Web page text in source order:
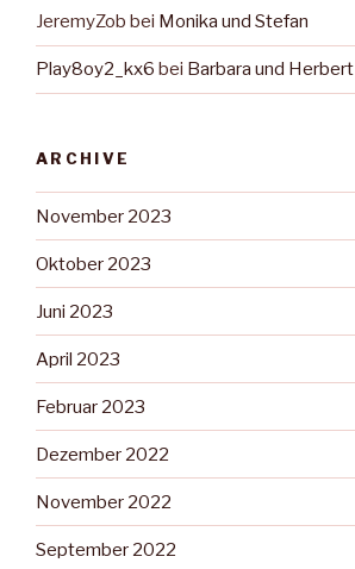
JeremyZob bei Monika und Stefan
Play8oy2_kx6 bei Barbara und Herbert
ARCHIVE
November 2023
Oktober 2023
Juni 2023
April 2023
Februar 2023
Dezember 2022
November 2022
September 2022